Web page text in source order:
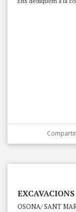
Compartir
OSONA/ SANT